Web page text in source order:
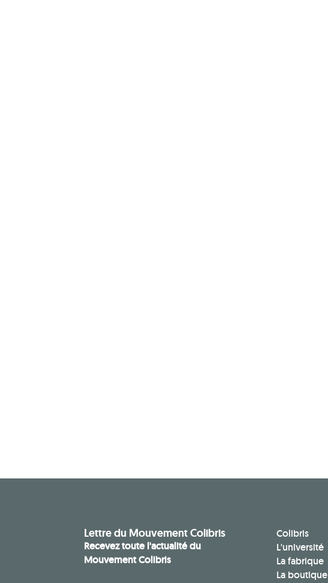
Lettre du Mouvement Colibris
Recevez toute l'actualité du
Mouvement Colibris
Colibris
L'université
La fabrique
La boutique